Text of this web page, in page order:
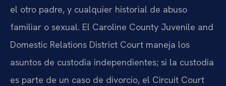
el otro padre, y cualquier historial de abuso
familiar o sexual. El Caroline County Juvenile and
Domestic Relations District Court maneja los
asuntos de custodia independientes; si la custodia
es parte de un caso de divorcio, el Circuit Court